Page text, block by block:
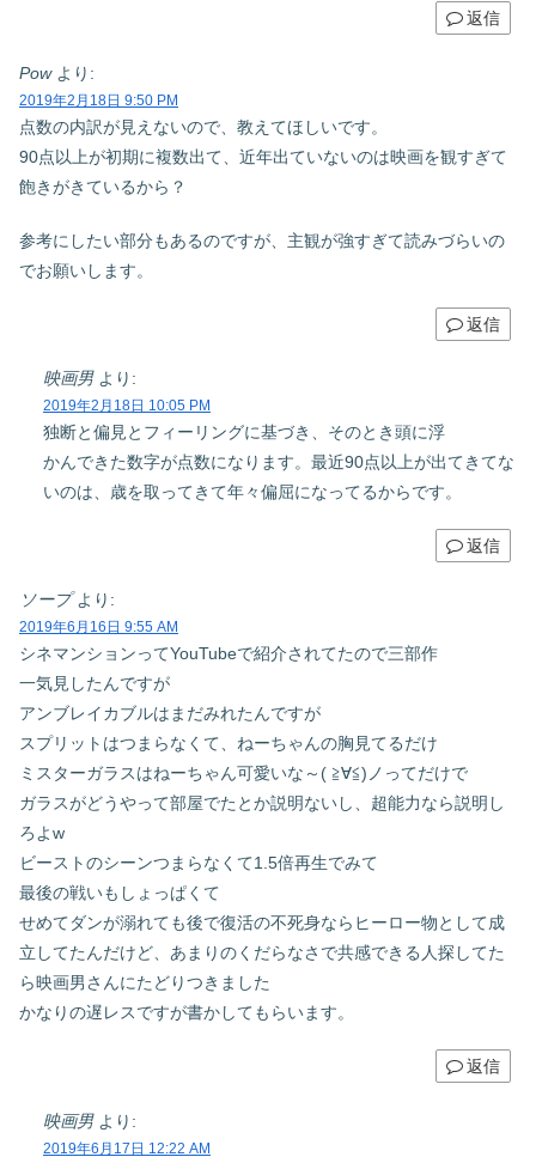
返信
Pow より:
2019年2月18日 9:50 PM
点数の内訳が見えないので、教えてほしいです。
90点以上が初期に複数出て、近年出ていないのは映画を観すぎて
飽きがきているから？
参考にしたい部分もあるのですが、主観が強すぎて読みづらいの
でお願いします。
返信
映画男 より:
2019年2月18日 10:05 PM
独断と偏見とフィーリングに基づき、そのとき頭に浮
かんできた数字が点数になります。最近90点以上が出てきてな
いのは、歳を取ってきて年々偏屈になってるからです。
返信
ソープ より:
2019年6月16日 9:55 AM
シネマンションってYouTubeで紹介されてたので三部作
一気見したんですが
アンブレイカブルはまだみれたんですが
スプリットはつまらなくて、ねーちゃんの胸見てるだけ
ミスターガラスはねーちゃん可愛いな～( ≧∀≦)ノってだけで
ガラスがどうやって部屋でたとか説明ないし、超能力なら説明し
ろよw
ビーストのシーンつまらなくて1.5倍再生でみて
最後の戦いもしょっぱくて
せめてダンが溺れても後で復活の不死身ならヒーロー物として成
立してたんだけど、あまりのくだらなさで共感できる人探してた
ら映画男さんにたどりつきました
かなりの遅レスですが書かしてもらいます。
返信
映画男 より:
2019年6月17日 12:22 AM